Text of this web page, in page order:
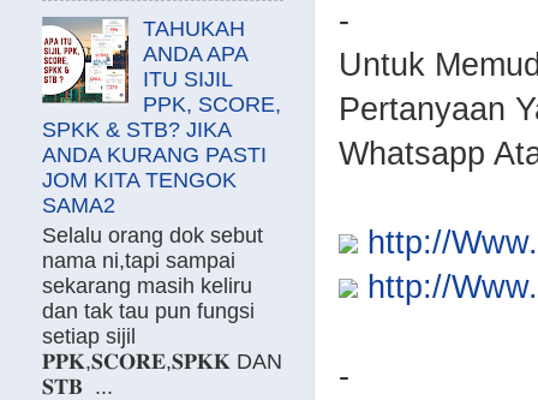
-
Untuk
Pertanyaan
Whatsapp
http://
http://
-
TAHUKAH
ANDA APA
ITU SIJIL
PPK, SCORE,
SPKK & STB? JIKA
ANDA KURANG PASTI
JOM KITA TENGOK
SAMA2
Selalu orang dok sebut
nama ni,tapi sampai
sekarang masih keliru
dan tak tau pun fungsi
setiap sijil
𝐏𝐏𝐊,𝐒𝐂𝐎𝐑𝐄,𝐒𝐏𝐊𝐊 DAN
𝐒𝐓𝐁 ...